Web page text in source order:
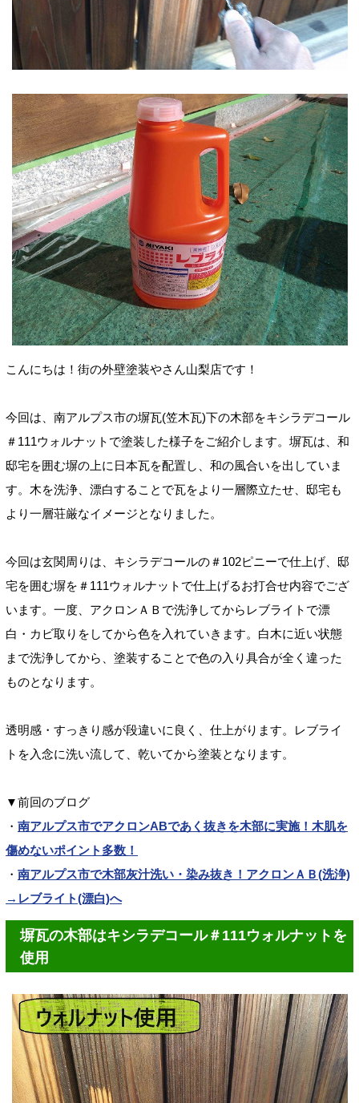
こんにちは！街の外壁塗装やさん山梨店です！
今回は、南アルプス市の塀瓦(笠木瓦)下の木部をキシラデコール
＃111ウォルナットで塗装した様子をご紹介します。塀瓦は、和
邸宅を囲む塀の上に日本瓦を配置し、和の風合いを出していま
す。木を洗浄、漂白することで瓦をより一層際立たせ、邸宅も
より一層荘厳なイメージとなりました。
今回は玄関周りは、キシラデコールの＃102ピニーで仕上げ、邸
宅を囲む塀を＃111ウォルナットで仕上げるお打合せ内容でござ
います。一度、アクロンＡＢで洗浄してからレブライトで漂
白・カビ取りをしてから色を入れていきます。白木に近い状態
まで洗浄してから、塗装することで色の入り具合が全く違った
ものとなります。
透明感・すっきり感が段違いに良く、仕上がります。レブライ
トを入念に洗い流して、乾いてから塗装となります。
▼前回のブログ
・ 南アルプス市でアクロンABであく抜きを木部に実施！木肌を
傷めないポイント多数！
・ 南アルプス市で木部灰汁洗い・染み抜き！アクロンＡＢ(洗浄)
→レブライト(漂白)へ
塀瓦の木部はキシラデコール＃111ウォルナットを
使用